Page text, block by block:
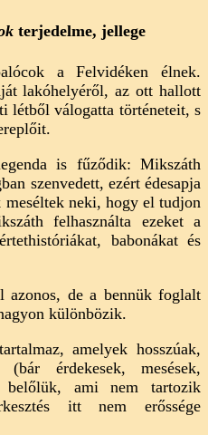
terjedelme, jellege
a Felvidéken élnek.
lakóhelyéről, az ott hallott
létből válogatta történeteit, s
is fűződik: Mikszáth
szenvedett, ezért édesapja
neki, hogy el tudjon
felhasználta ezeket a
babonákat és
azonos, de a bennük foglalt
különbözik.
amelyek hosszúak,
érdekesek, mesések,
ami nem tartozik
itt nem erőssége